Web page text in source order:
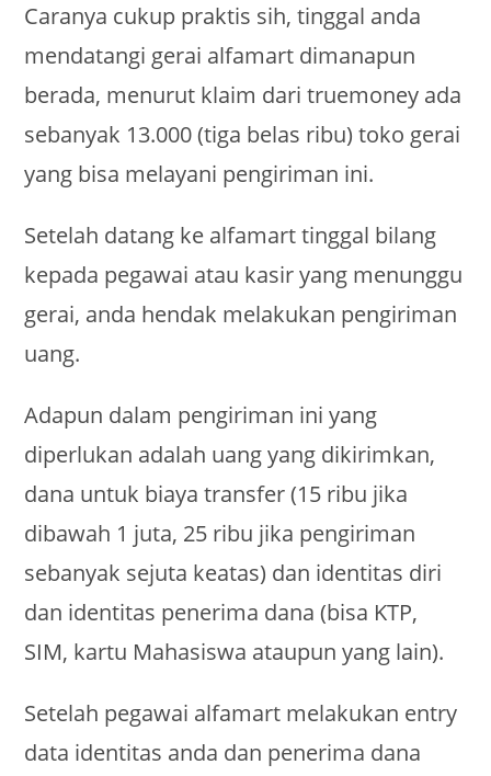
Caranya cukup praktis sih, tinggal anda
mendatangi gerai alfamart dimanapun
berada, menurut klaim dari truemoney ada
sebanyak 13.000 (tiga belas ribu) toko gerai
yang bisa melayani pengiriman ini.
Setelah datang ke alfamart tinggal bilang
kepada pegawai atau kasir yang menunggu
gerai, anda hendak melakukan pengiriman
uang.
Adapun dalam pengiriman ini yang
diperlukan adalah uang yang dikirimkan,
dana untuk biaya transfer (15 ribu jika
dibawah 1 juta, 25 ribu jika pengiriman
sebanyak sejuta keatas) dan identitas diri
dan identitas penerima dana (bisa KTP,
SIM, kartu Mahasiswa ataupun yang lain).
Setelah pegawai alfamart melakukan entry
data identitas anda dan penerima dana